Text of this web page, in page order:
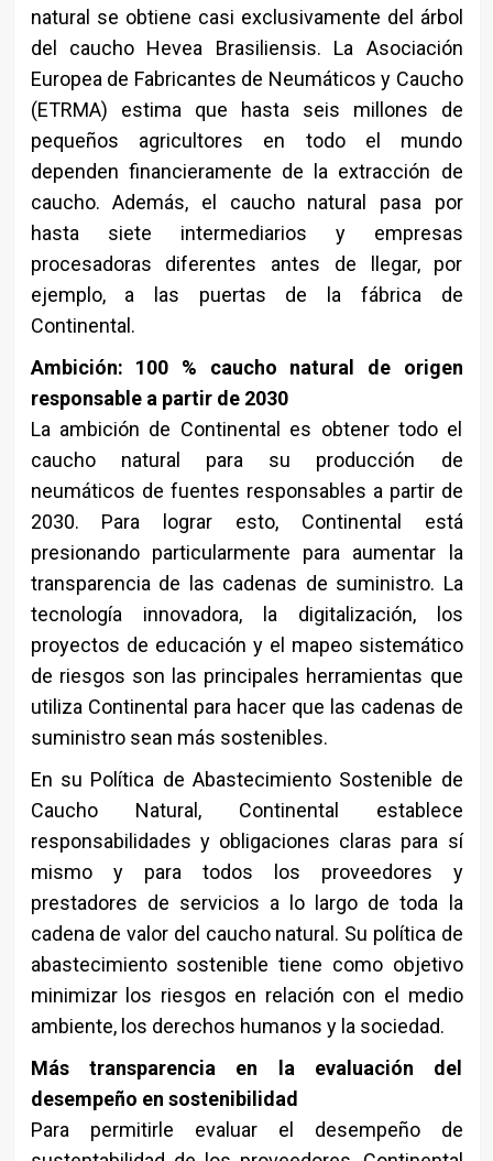
natural se obtiene casi exclusivamente del árbol
del caucho Hevea Brasiliensis. La Asociación
Europea de Fabricantes de Neumáticos y Caucho
(ETRMA) estima que hasta seis millones de
pequeños agricultores en todo el mundo
dependen financieramente de la extracción de
caucho. Además, el caucho natural pasa por
hasta siete intermediarios y empresas
procesadoras diferentes antes de llegar, por
ejemplo, a las puertas de la fábrica de
Continental.
Ambición: 100 % caucho natural de origen
responsable a partir de 2030
La ambición de Continental es obtener todo el
caucho natural para su producción de
neumáticos de fuentes responsables a partir de
2030. Para lograr esto, Continental está
presionando particularmente para aumentar la
transparencia de las cadenas de suministro. La
tecnología innovadora, la digitalización, los
proyectos de educación y el mapeo sistemático
de riesgos son las principales herramientas que
utiliza Continental para hacer que las cadenas de
suministro sean más sostenibles.
En su Política de Abastecimiento Sostenible de
Caucho Natural, Continental establece
responsabilidades y obligaciones claras para sí
mismo y para todos los proveedores y
prestadores de servicios a lo largo de toda la
cadena de valor del caucho natural. Su política de
abastecimiento sostenible tiene como objetivo
minimizar los riesgos en relación con el medio
ambiente, los derechos humanos y la sociedad.
Más transparencia en la evaluación del
desempeño en sostenibilidad
Para permitirle evaluar el desempeño de